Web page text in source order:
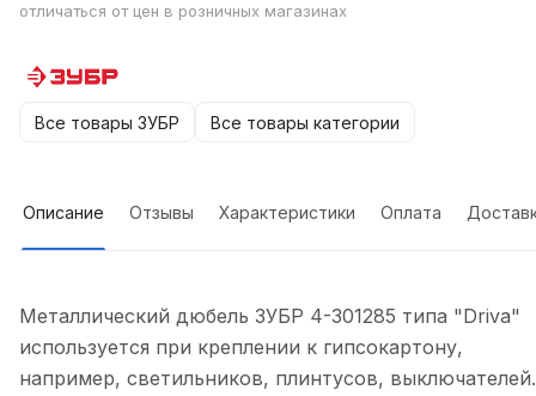
отличаться от цен в розничных магазинах
Все товары ЗУБР Все товары категории
Описание Отзывы Характеристики Оплата
Металлический дюбель ЗУБР 4-301285 типа "Driva"
используется при креплении к гипсокартону,
например, светильников, плинтусов, выключателей.